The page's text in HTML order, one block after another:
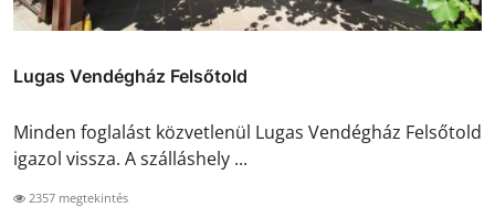
Lugas Vendégház Felsőtold
Minden foglalást közvetlenül Lugas Vendégház Felsőtold
igazol vissza. A szálláshely ...
2357 megtekintés